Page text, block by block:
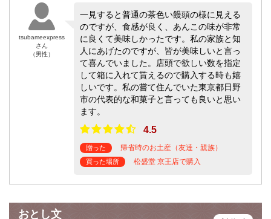
tsubameexpress
さん
（男性）
一見すると普通の茶色い饅頭の様に見える
のですが、食感が良く、あんこの味が非常
に良くて美味しかったです。私の家族と知
人にあげたのですが、皆が美味しいと言っ
て喜んでいました。店頭で欲しい数を指定
して箱に入れて貰えるので購入する時も嬉
しいです。私の嘗て住んでいた東京都日野
市の代表的な和菓子と言っても良いと思い
ます。
4.5
贈った 帰省時のお土産（友達・親族）
買った場所 松盛堂 京王店で購入
おとし文